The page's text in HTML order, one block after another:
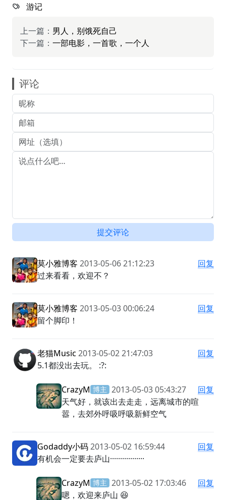
游记
上一篇： 男人，别饿死自己
下一篇： 一部电影，一首歌，一个人
评论
提交评论
莫小雅博客 2013-05-06 21:12:23
回复
过来看看，欢迎不？
莫小雅博客 2013-05-03 00:06:24
回复
留个脚印！
老猫Music 2013-05-02 21:47:03
回复
5.1都没出去玩。 :?:
CrazyM 博主 2013-05-03 05:43:27
回复
天气好，就该出去走走，远离城市的喧
嚣，去郊外呼吸呼吸新鲜空气
Godaddy小码2013-05-02 16:59:44
回复
有机会一定要去庐山·················
CrazyM 博主 2013-05-02 17:03:46
回复
嗯，欢迎来庐山 😆